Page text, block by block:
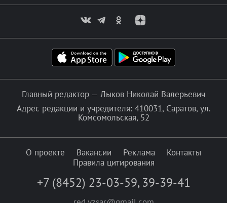
Главный редактор — Лыков Николай Валерьевич
Адрес редакции и учредителя: 410031, Саратов, ул.
Комсомольская, 52
О проекте Вакансии Реклама
Контакты
Правила цитирования
+7 (8452) 23-03-59, 39-39-41